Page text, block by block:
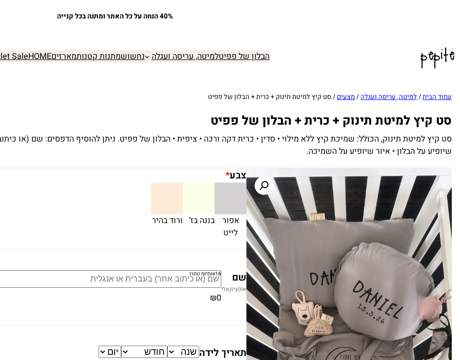
40% הנחה על כל האתר ומתנה בכל קנייה
pepite הבלון של פפיטלמיטה, עריסה ועגלה נחשושמתנות קטנותמארזיםHOME
Sale
עמוד הבית/למיטה, עריסה ועגלה /מצעים / סט קיץ למיטת תינוק + כרית + הבלון של פפיט
סט קיץ למיטת תינוק + כרית + הבלון של פפיט
סט קיץ למיטת תינוק, הכולל: שמיכת קיץ ללא מילוי • סדין • כרית דקה ורכה • ציפית • הבלון של פפיט. ניתן להוסיף הדפסים: שם (או
שיופיע על הבלון • איור שיופיע על השמיכה.
*צבע
אפור
לייט
בננה בז’ ורוד בהיר
שם
אופציונאלי
₪0
16אותיות נותרו
תאריך לידה